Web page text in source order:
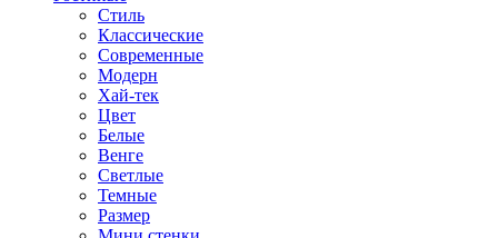
Стиль
Классические
Современные
Модерн
Хай-тек
Цвет
Белые
Венге
Светлые
Темные
Размер